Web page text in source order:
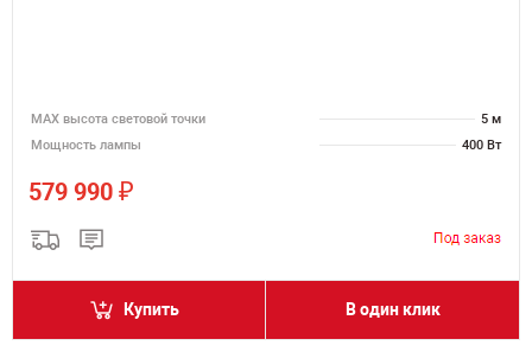
MAX высота световой точки
5 м
Мощность лампы
400 Вт
579 990 ₽
Купить В один клик